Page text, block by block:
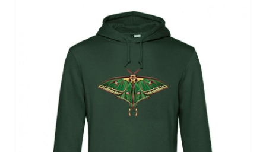
variantes.
Las
opciones
se
elegir
en
la
página